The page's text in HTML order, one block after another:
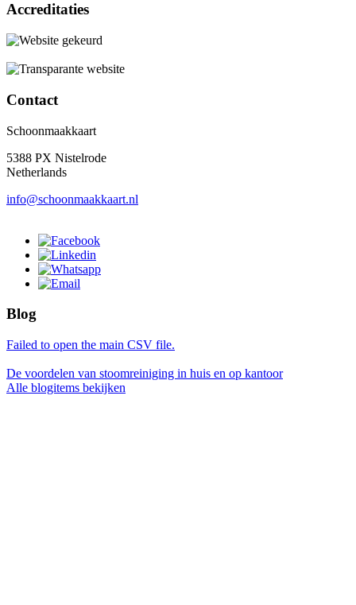
Accreditaties
Contact
Schoonmaakkaart
5388 PX Nistelrode
Netherlands
info@schoonmaakkaart.nl
Blog
Failed to open the main CSV file.
De voordelen van stoomreiniging in huis en op kantoor
Alle blogitems bekijken